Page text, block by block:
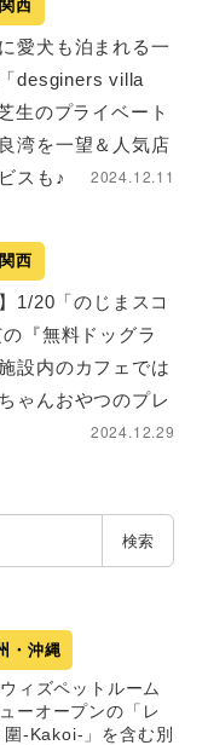
関西
愛犬も泊まれる一
desginers villa
生のプライベート
湾を一望＆人気店
スも♪
2024.12.11
関西
1/20「のじまスコ
『無料ドッグラ
設内のカフェでは
ゃんおやつのプレ
2024.12.29
検索
・沖縄
ィズペットルーム
ーオープンの「レ
-Kakoi-」を含む別